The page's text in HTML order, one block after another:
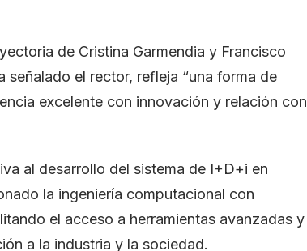
de Cristina Garmendia y Francisco
el rector, refleja “una forma de
excelente con innovación y relación con
al desarrollo del sistema de I+D+i en
la ingeniería computacional con
el acceso a herramientas avanzadas y
a la industria y la sociedad.